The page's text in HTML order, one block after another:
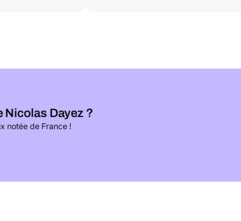
Nicolas Dayez ?
notée de France !